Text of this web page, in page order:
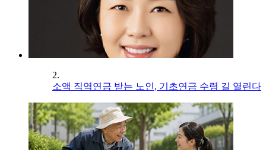
2.
소액 직역연금 받는 노인, 기초연금 수령 길 열린다